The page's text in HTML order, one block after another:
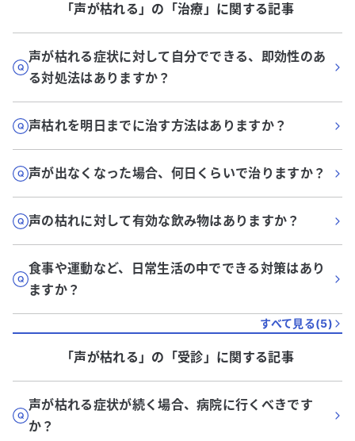
「声が枯れる」 の「治療 」に関する記事
声が枯れる症状に対して自分でできる、即効性のあ
る対処法はありますか？
声枯れを明日までに治す方法はありますか？
声が出なくなった場合、何日くらいで治りますか？
声の枯れに対して有効な飲み物はありますか？
食事や運動など、日常生活の中でできる対策はあり
ますか？
すべて見る(5)
「声が枯れる」 の「受診 」に関する記事
声が枯れる症状が続く場合、病院に行くべきです
か？